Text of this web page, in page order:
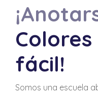
fácil!
Somos una escuela